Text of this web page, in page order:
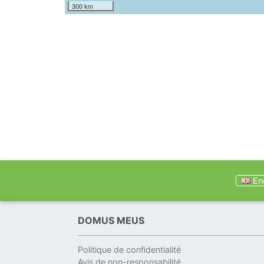
300 km
DOMUS MEUS
Politique de confidentialité
Avis de non-responsabilité